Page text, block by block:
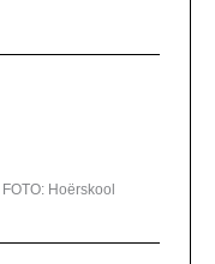
Hoërskool